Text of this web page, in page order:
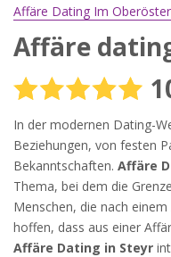
Mit meiner
Nutzungsbedingungen
einverstanden. Ich
Betreibers per E-
widersprechen.
Affäre Dating Im
Affäre
In der modernen Dating-
Beziehungen, von festen
Bekanntschaften. Affäre
Thema, bei dem die
Menschen, die nach
hoffen, dass aus einer
Affäre Dating in Steyr